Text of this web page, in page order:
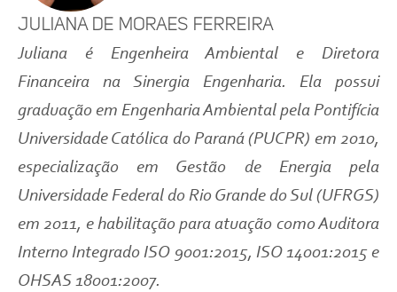
Juliana de Moraes Ferreira
Juliana é Engenheira Ambiental e Diretora
Financeira na Sinergia Engenharia. Ela possui
graduação em Engenharia Ambiental pela Pontifícia
Universidade Católica do Paraná (PUCPR) em 2010,
especialização em Gestão de Energia pela
Universidade Federal do Rio Grande do Sul (UFRGS)
em 2011, e habilitação para atuação como Auditora
Interno Integrado ISO 9001:2015, ISO 14001:2015 e
OHSAS 18001:2007.